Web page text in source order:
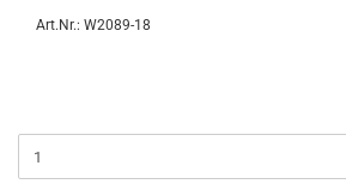
Art.Nr.: W2089-18